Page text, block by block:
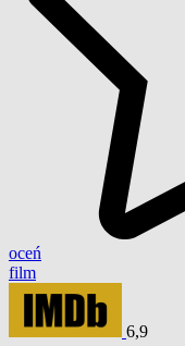
oceń
film
6,9